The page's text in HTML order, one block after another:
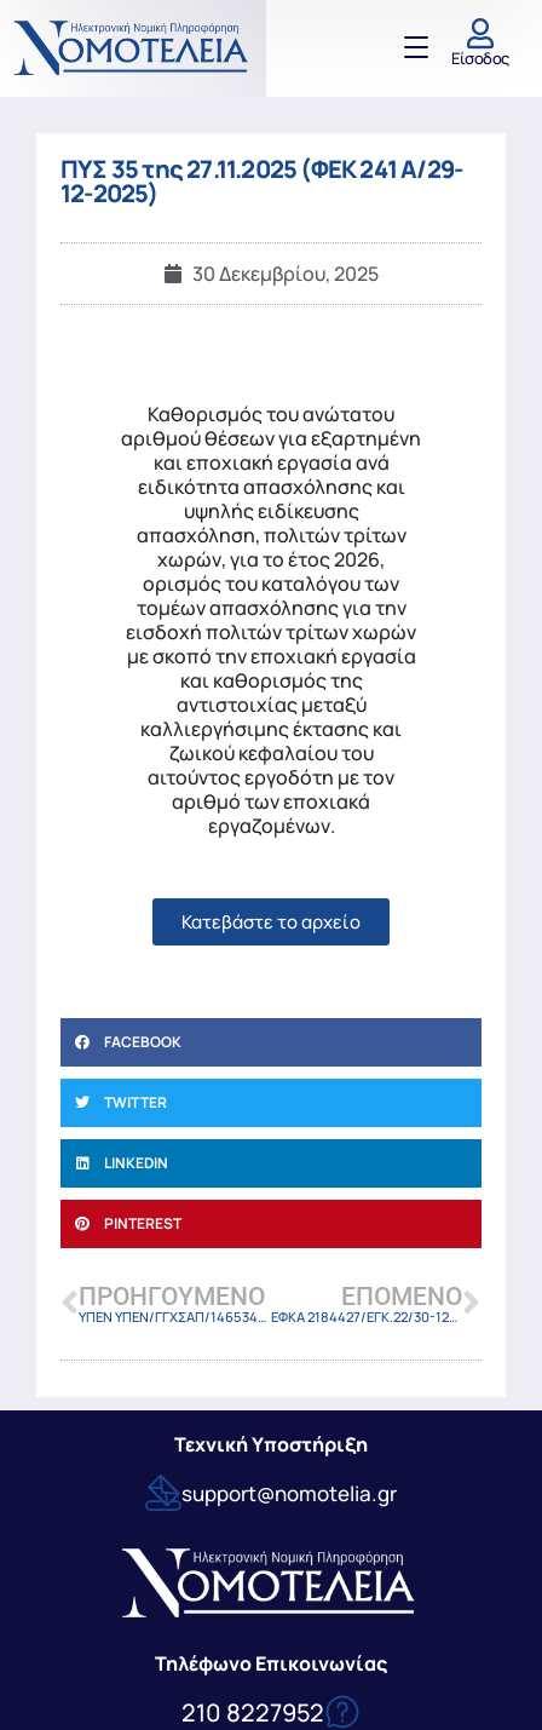
Είσοδος
ΠΥΣ 35 της 27.11.2025 (ΦΕΚ 241 Α/29-
12-2025)
30 Δεκεμβρίου, 2025
Καθορισμός του ανώτατου
αριθμού θέσεων για εξαρτημένη
και εποχιακή εργασία ανά
ειδικότητα απασχόλησης και
υψηλής ειδίκευσης
απασχόληση, πολιτών τρίτων
χωρών, για το έτος 2026,
ορισμός του καταλόγου των
τομέων απασχόλησης για την
εισδοχή πολιτών τρίτων χωρών
με σκοπό την εποχιακή εργασία
και καθορισμός της
αντιστοιχίας μεταξύ
καλλιεργήσιμης έκτασης και
ζωικού κεφαλαίου του
αιτούντος εργοδότη με τον
αριθμό των εποχιακά
εργαζομένων.
Κατεβάστε το αρχείο
FACEBOOK
TWITTER
LINKEDIN
PINTEREST
ΠΡΟΗΓΟΎΜΕΝΟ
ΥΠΕΝ ΥΠΕΝ/ΓΓΧΣΑΠ/146534/144/25 (ΦΕΚ 7073 Β/29-12-2025)
ΕΠΌΜΕΝΟ
ΕΦΚΑ 2184427/ΕΓΚ.22/30-12-25
Τεχνική Υποστήριξη
support@nomotelia.gr
Τηλέφωνο Επικοινωνίας
210 8227952